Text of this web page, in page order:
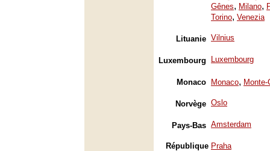
Gênes, Milano,
Torino, Venezia
Lituanie Vilnius
Luxembourg Luxembourg
Monaco Monaco, Monte-
Norvège Oslo
Pays-Bas Amsterdam
République Praha